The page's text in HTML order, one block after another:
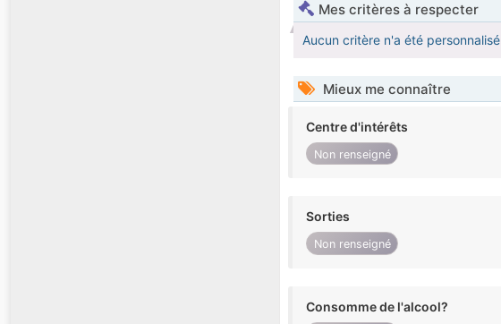
Mes critères à respecter
Aucun critère n'a été personnalisé
Mieux me connaître
Centre d'intérêts
Non renseigné
Sorties
Non renseigné
Consomme de l'alcool?